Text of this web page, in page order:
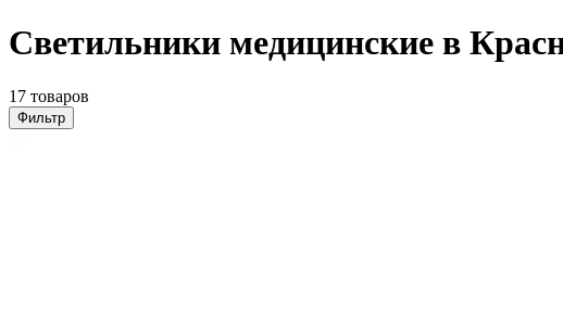
Светильники медицинские в
17 товаров
Фильтр